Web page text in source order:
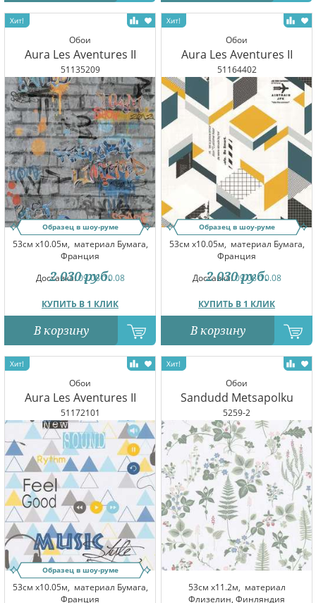
Обои
Aura Les Aventures II
51135209
Образец в шоу-руме
53см x10.05м, материал Бумага,
Франция
Доставка:09.08-10.08
КУПИТЬ В 1 КЛИК
2 030 руб.
В корзину
Обои
Aura Les Aventures II
51164402
Образец в шоу-руме
53см x10.05м, материал Бумага,
Франция
Доставка:09.08-10.08
КУПИТЬ В 1 КЛИК
2 030 руб.
В корзину
Обои
Aura Les Aventures II
51172101
Образец в шоу-руме
53см x10.05м, материал Бумага,
Франция
Обои
Sandudd Metsapolku
5259-2
53см x11.2м, материал
Флизелин, Финляндия